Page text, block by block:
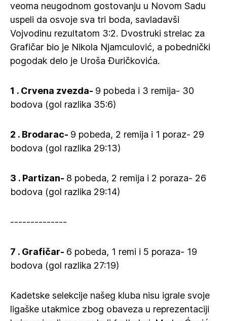
veoma neugodnom gostovanju u Novom Sadu
uspeli da osvoje sva tri boda, savladavši
Vojvodinu rezultatom 3:2. Dvostruki strelac za
Grafičar bio je Nikola Njamculović, a pobednički
pogodak delo je Uroša Đuričkovića.
1 . Crvena zvezda- 9 pobeda i 3 remija- 30
bodova (gol razlika 35:6)
2 . Brodarac- 9 pobeda, 2 remija i 1 poraz- 29
bodova (gol razlika 29:13)
3 . Partizan- 8 pobeda, 2 remija i 2 poraza- 26
bodova (gol razlika 29:14)
--------------
7 . Grafičar- 6 pobeda, 1 remi i 5 poraza- 19
bodova (gol razlika 27:19)
Kadetske selekcije našeg kluba nisu igrale svoje
ligaške utakmice zbog obaveza u reprezentaciji